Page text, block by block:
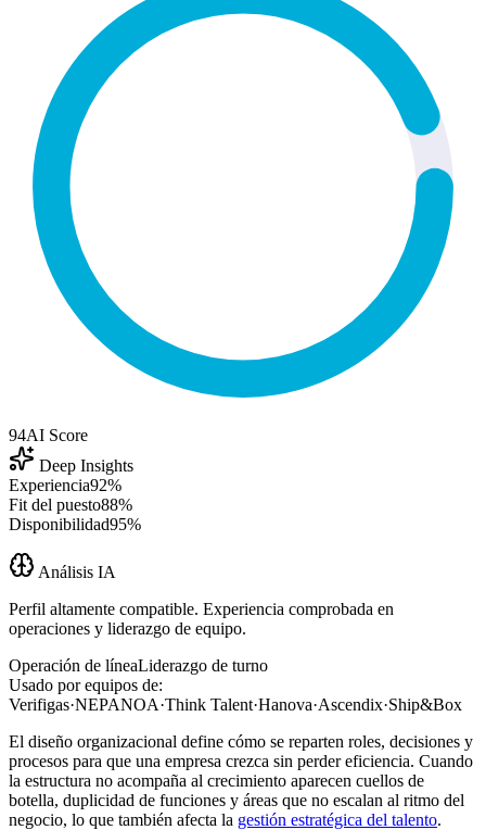
94AI Score
Deep Insights
Experiencia92%
Fit del puesto88%
Disponibilidad95%
Análisis IA
Perfil altamente compatible. Experiencia comprobada en
operaciones y liderazgo de equipo.
Operación de líneaLiderazgo de turno
Usado por equipos de:
Verifigas·NEPANOA·Think Talent·Hanova·Ascendix·Ship&Box
El diseño organizacional define cómo se reparten roles, decisiones y
procesos para que una empresa crezca sin perder eficiencia. Cuando
la estructura no acompaña al crecimiento aparecen cuellos de
botella, duplicidad de funciones y áreas que no escalan al ritmo del
negocio, lo que también afecta la gestión estratégica del talento.